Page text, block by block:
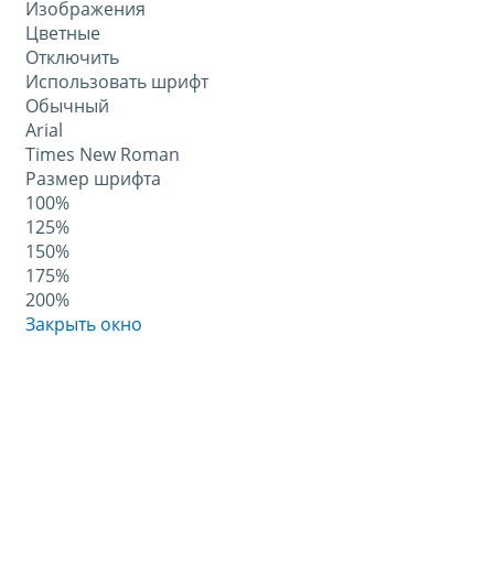
Изображения
Цветные
Отключить
Использовать шрифт
Обычный
Arial
Times New Roman
Размер шрифта
100%
125%
150%
175%
200%
Закрыть окно